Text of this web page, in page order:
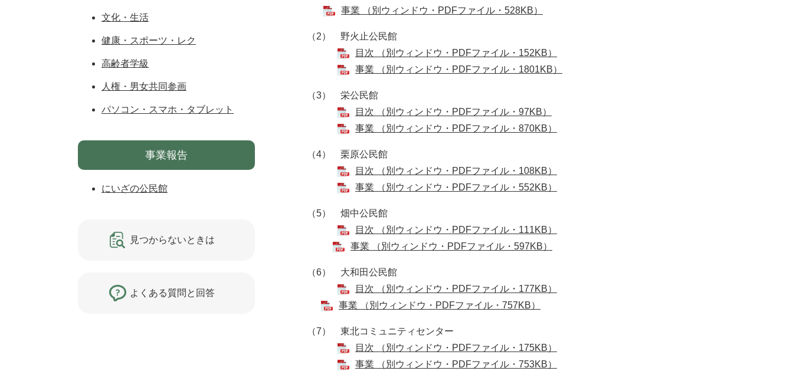
事業 （別ウィンドウ・PDFファイル・528KB）
（2） 野火止公民館
目次 （別ウィンドウ・PDFファイル・152KB）
事業 （別ウィンドウ・PDFファイル・1801KB）
（3） 栄公民館
目次 （別ウィンドウ・PDFファイル・97KB）
事業 （別ウィンドウ・PDFファイル・870KB）
（4） 栗原公民館
目次 （別ウィンドウ・PDFファイル・108KB）
事業 （別ウィンドウ・PDFファイル・552KB）
（5） 畑中公民館
目次 （別ウィンドウ・PDFファイル・111KB）
事業 （別ウィンドウ・PDFファイル・597KB）
（6） 大和田公民館
目次 （別ウィンドウ・PDFファイル・177KB）
事業 （別ウィンドウ・PDFファイル・757KB）
（7） 東北コミュニティセンター
目次 （別ウィンドウ・PDFファイル・175KB）
事業 （別ウィンドウ・PDFファイル・753KB）
文化・生活
健康・スポーツ・レク
高齢者学級
人権・男女共同参画
パソコン・スマホ・タブレット
事業報告
にいざの公民館
見つからないときは
よくある質問と回答